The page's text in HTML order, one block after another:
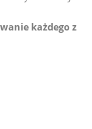
każdego z